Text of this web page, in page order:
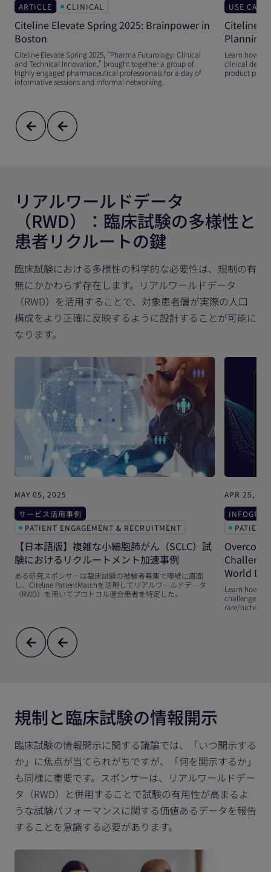
ARTICLE
CLINICAL
Citeline Elevate Spring 2025: Brainpower in
Boston
Citeline Elevate Spring 2025, “Pharma Futurology: Clinical
and Technical Innovation,” brought together a group of
highly engaged pharmaceutical professionals for a day of
informative sessions and informal networking.
USE CASE
Citeline
Planning
Learn how
clinical
product
リアルワールドデータ
（RWD）：臨床試験の多様性と
患者リクルートの鍵
臨床試験における多様性の科学的な必要性は、規制の有
無にかかわらず存在します。リアルワールドデータ
（RWD）を活用することで、対象患者層が実際の人口
構成をより正確に反映するように設計することが可能に
なります。
MAY 05, 2025
サービス活用事例
PATIENT ENGAGEMENT & RECRUITMENT
【日本語版】複雑な小細胞肺がん（SCLC）試
験におけるリクルートメント加速事例
ある研究スポンサーは臨床試験の被験者募集で障壁に直面
し、Citeline PatientMatchを活用してリアルワールドデータ
（RWD）を用いてプロトコル適合患者を特定した。
APR 25,
PATIENT
World
Learn how
challenges
rare/niche
規制と臨床試験の情報開示
臨床試験の情報開示に関する議論では、「いつ開示する
か」に焦点が当てられがちですが、「何を開示するか」
も同様に重要です。スポンサーは、リアルワールドデー
タ（RWD）と併用することで試験の有用性が高まるよ
うな試験パフォーマンスに関する価値あるデータを報告
することを意識する必要があります。